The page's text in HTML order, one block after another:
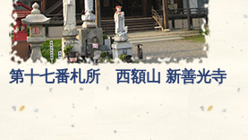
第十七番札所 西額山 新善光寺